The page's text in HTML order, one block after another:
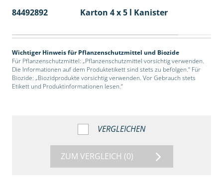
84492892
Karton 4 x 5 l Kanister
Wichtiger Hinweis für Pflanzenschutzmittel und Biozide
Für Pflanzenschutzmittel: „Pflanzenschutzmittel vorsichtig verwenden.
Die Informationen auf dem Produktetikett sind stets zu befolgen.“ Für
Biozide: „Biozidprodukte vorsichtig verwenden. Vor Gebrauch stets
Etikett und Produktinformationen lesen.“
VERGLEICHEN
ZUM VERGLEICH (0)